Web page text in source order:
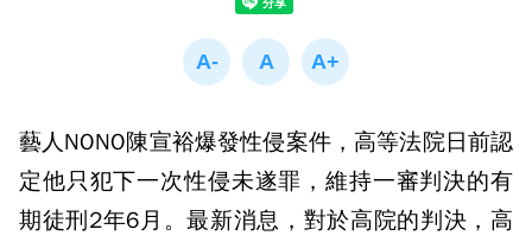
藝人NONO陳宣裕爆發性侵案件，高等法院日前認
定他只犯下一次性侵未遂罪，維持一審判決的有
期徒刑2年6月。最新消息，對於高院的判決，高